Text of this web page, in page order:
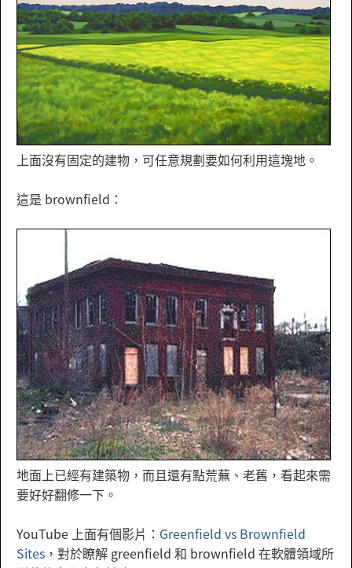
上面沒有固定的建物，可任意規劃要如何利用這塊地。
這是 brownfield：
地面上已經有建築物，而且還有點荒蕪、老舊，看起來需
要好好翻修一下。
YouTube 上面有個影片： Greenfield vs Brownfield
Sites ，對於瞭解 greenfield 和 brownfield 在軟體領域所